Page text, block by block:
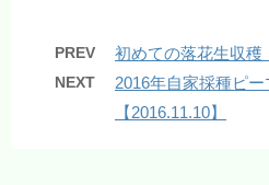
PREV 初めての落花生収穫
NEXT
2016年自家採種ピ
【2016.11.10】